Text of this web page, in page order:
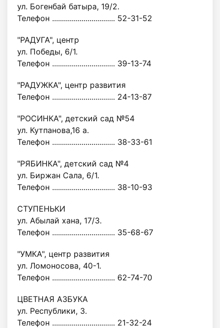
ул. Богенбай батыра, 19/2.
Телефон ................................ 52-31-52
"РАДУГА", центр
ул. Победы, 6/1.
Телефон ................................ 39-13-74
"РАДУЖКА", центр развития
Телефон ................................ 24-13-87
"РОСИНКА", детский сад №54
ул. Кутпанова,16 а.
Телефон ................................ 38-33-61
"РЯБИНКА", детский сад №4
ул. Биржан Сала, 6/1.
Телефон ................................ 38-10-93
СТУПЕНЬКИ
ул. Абылай хана, 17/3.
Телефон ................................ 35-68-67
"УМКА", центр развития
ул. Ломоносова, 40-1.
Телефон ................................ 62-74-70
ЦВЕТНАЯ АЗБУКА
ул. Республики, 3.
Телефон ................................ 21-32-24